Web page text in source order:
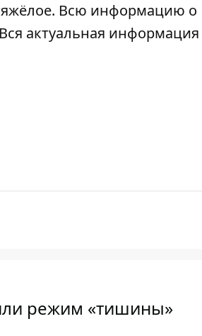
Всю информацию о
актуальная информация
режим «тишины»